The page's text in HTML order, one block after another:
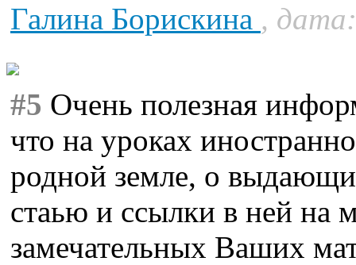
Галина Борискина ,
#5 Очень полезная
что на уроках
родной земле, о
стаью и ссылки в ней на
замечательных Ваших